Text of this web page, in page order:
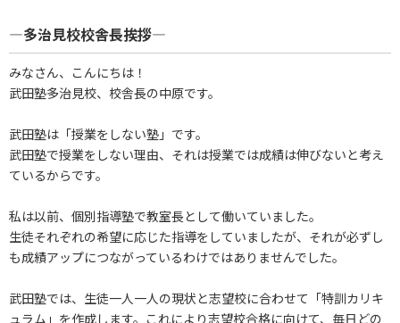
―多治見校校舎長挨拶―
みなさん、こんにちは！
武田塾多治見校、校舎長の中原です。
武田塾は「授業をしない塾」です。
武田塾で授業をしない理由、それは授業では成績は伸びないと考え
ているからです。
私は以前、個別指導塾で教室長として働いていました。
生徒それぞれの希望に応じた指導をしていましたが、それが必ずし
も成績アップにつながっているわけではありませんでした。
武田塾では、生徒一人一人の現状と志望校に合わせて「特訓カリキ
ュラム」を作成します。これにより志望校合格に向けて、毎日どの